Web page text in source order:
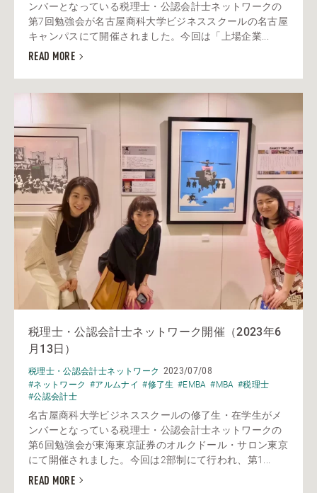
ンバーとなっている税理士・公認会計士ネットワークの
第7回勉強会が名古屋商科大学ビジネススクールの名古屋
キャンパスにて開催されました。今回は「上場企業...
READ MORE
税理士・公認会計士ネットワーク開催（2023年6
月13日）
税理士・公認会計士ネットワーク 2023/07/08
#ネットワーク #アルムナイ #修了生 #EMBA #MBA #税理士
#公認会計士
名古屋商科大学ビジネススクールの修了生・在学生がメ
ンバーとなっている税理士・公認会計士ネットワークの
第6回勉強会が東海東京証券のオルクドール・サロン東京
にて開催されました。今回は2部制にて行われ、第1...
READ MORE